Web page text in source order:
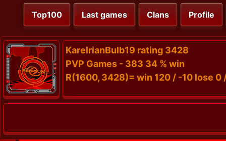
Top100 Last games Clans Profile
KarelrianBulb19 rating 3428
PVP Games - 383 34 % win
R(1600, 3428)= win 120 / -10 lose 0